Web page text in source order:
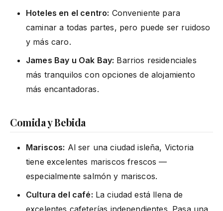
Hoteles en el centro: Conveniente para
caminar a todas partes, pero puede ser ruidoso
y más caro.
James Bay u Oak Bay: Barrios residenciales
más tranquilos con opciones de alojamiento
más encantadoras.
Comida y Bebida
Mariscos: Al ser una ciudad isleña, Victoria
tiene excelentes mariscos frescos —
especialmente salmón y mariscos.
Cultura del café: La ciudad está llena de
excelentes cafeterías independientes. Pasa una